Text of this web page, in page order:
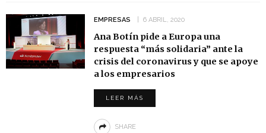
EMPRESAS 6 ABRIL, 2020
Ana Botín pide a Europa una
respuesta “más solidaria” ante la
crisis del coronavirus y que se apoye
a los empresarios
LEER MÁS
SHARE